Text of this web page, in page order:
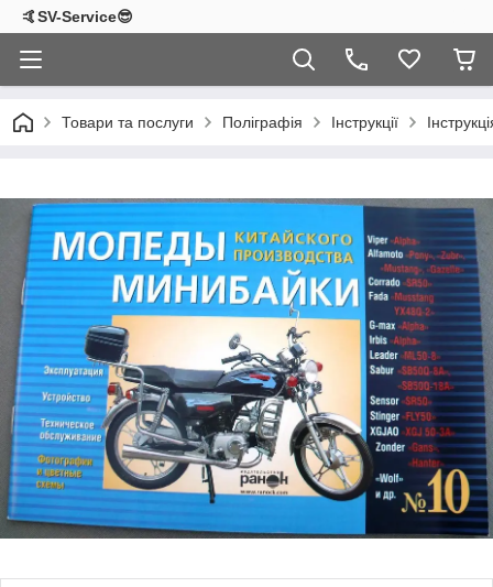
🤙SV-Service😎
Товари та послуги Поліграфія Інструкції